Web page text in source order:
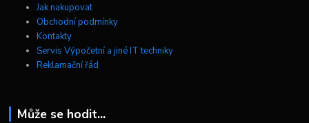
Jak nakupovat
Obchodní podmínky
Kontakty
Servis Výpočetní a jiné IT techniky
Reklamační řád
Může se hodit...